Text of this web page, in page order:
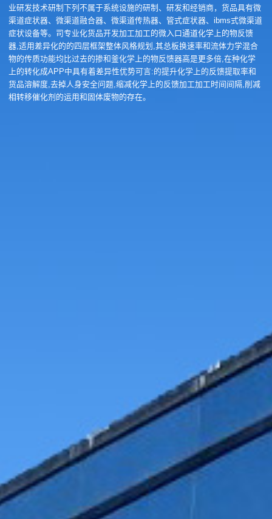
业研发技术研制下列不属于系统设施的研制、研发和经销商，货品具有微
渠道症状器、微渠道融合器、微渠道传热器、管式症状器、ibms式微渠道
症状设备等。司专业化货品开发加工加工的微入口通道化学上的物反馈
器,适用差异化的的四层框架整体风格规划,其总板换速率和流体力学混合
物的传质功能均比过去的掺和釜化学上的物反馈器高是更多倍,在种化学
上的转化成APP中具有着差异性优势可言:的提升化学上的反馈提取率和
货品溶解度,去掉人身安全问题,缩减化学上的反馈加工加工时间间隔,削减
相转移催化剂的运用和固体废物的存在。